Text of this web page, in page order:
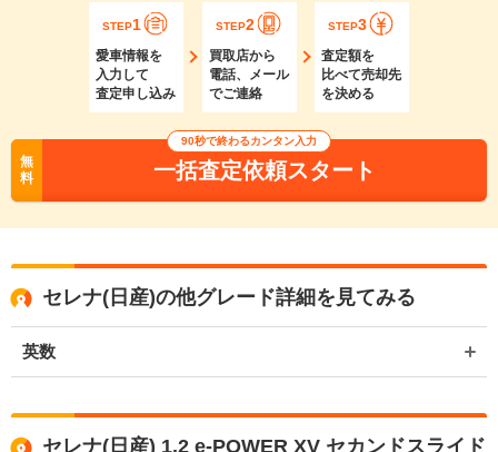
STEP1
愛車情報を
入力して
査定申し込み
STEP2
買取店から
電話、メール
でご連絡
STEP3
査定額を
比べて売却先
を決める
無
料
90秒で終わるカンタン入力
一括査定依頼スタート
セレナ(日産)の他グレード詳細を見てみる
英数
セレナ(日産) 1.2 e-POWER XV セカンドスライド